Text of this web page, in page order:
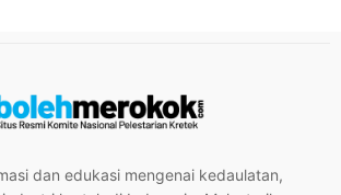
dan edukasi mengenai kedaulatan,